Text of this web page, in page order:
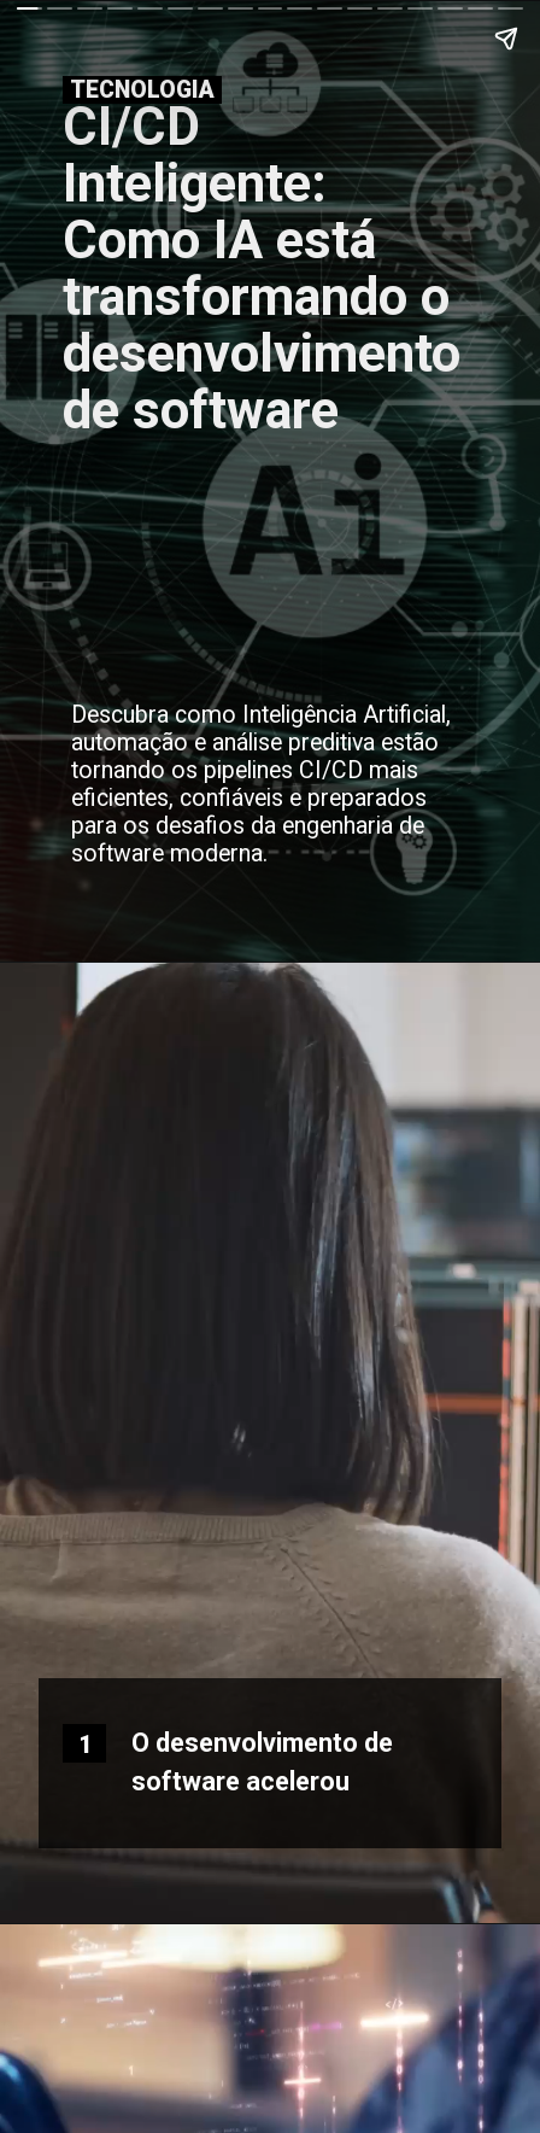
TECNOLOGIA
CI/CD
Inteligente:
Como IA está
transformando o
desenvolvimento
de software
Descubra como Inteligência Artificial,
automação e análise preditiva estão
tornando os pipelines CI/CD mais
eficientes, confiáveis e preparados
para os desafios da engenharia de
software moderna.
O desenvolvimento de
software acelerou
1